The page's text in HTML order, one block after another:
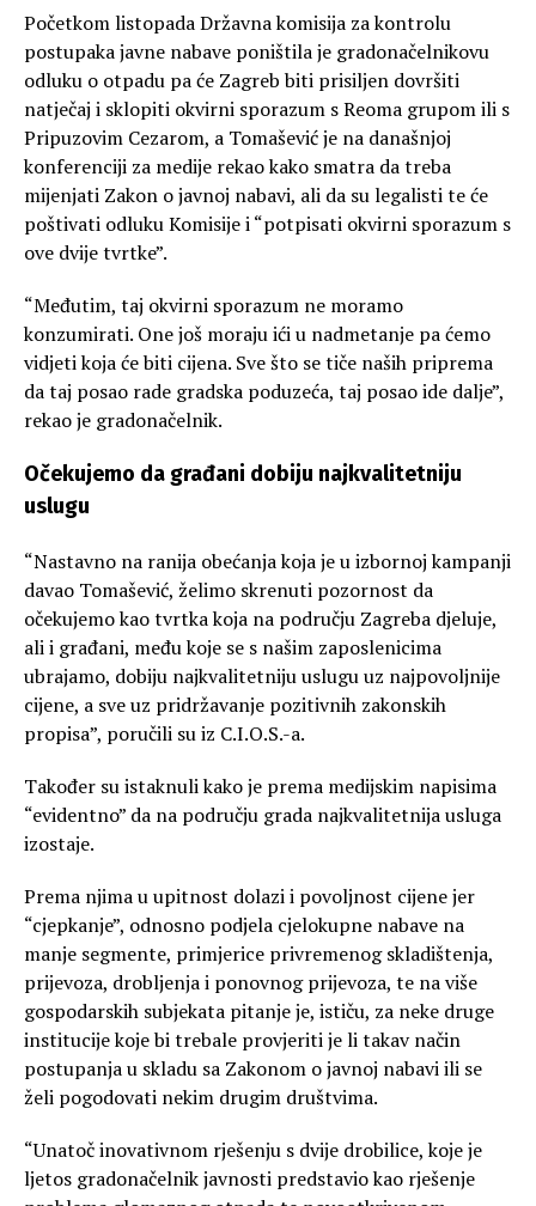
Početkom listopada Državna komisija za kontrolu
postupaka javne nabave poništila je gradonačelnikovu
odluku o otpadu pa će Zagreb biti prisiljen dovršiti
natječaj i sklopiti okvirni sporazum s Reoma grupom ili s
Pripuzovim Cezarom, a Tomašević je na današnjoj
konferenciji za medije rekao kako smatra da treba
mijenjati Zakon o javnoj nabavi, ali da su legalisti te će
poštivati odluku Komisije i “potpisati okvirni sporazum s
ove dvije tvrtke”.
“Međutim, taj okvirni sporazum ne moramo
konzumirati. One još moraju ići u nadmetanje pa ćemo
vidjeti koja će biti cijena. Sve što se tiče naših priprema
da taj posao rade gradska poduzeća, taj posao ide dalje”,
rekao je gradonačelnik.
Očekujemo da građani dobiju najkvalitetniju
uslugu
“Nastavno na ranija obećanja koja je u izbornoj kampanji
davao Tomašević, želimo skrenuti pozornost da
očekujemo kao tvrtka koja na području Zagreba djeluje,
ali i građani, među koje se s našim zaposlenicima
ubrajamo, dobiju najkvalitetniju uslugu uz najpovoljnije
cijene, a sve uz pridržavanje pozitivnih zakonskih
propisa”, poručili su iz C.I.O.S.-a.
Također su istaknuli kako je prema medijskim napisima
“evidentno” da na području grada najkvalitetnija usluga
izostaje.
Prema njima u upitnost dolazi i povoljnost cijene jer
“cjepkanje”, odnosno podjela cjelokupne nabave na
manje segmente, primjerice privremenog skladištenja,
prijevoza, drobljenja i ponovnog prijevoza, te na više
gospodarskih subjekata pitanje je, ističu, za neke druge
institucije koje bi trebale provjeriti je li takav način
postupanja u skladu sa Zakonom o javnoj nabavi ili se
želi pogodovati nekim drugim društvima.
“Unatoč inovativnom rješenju s dvije drobilice, koje je
ljetos gradonačelnik javnosti predstavio kao rješenje